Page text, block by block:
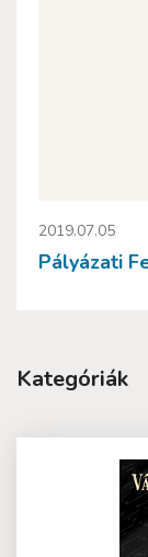
2019.07.05
Pályázati
Kategóriák